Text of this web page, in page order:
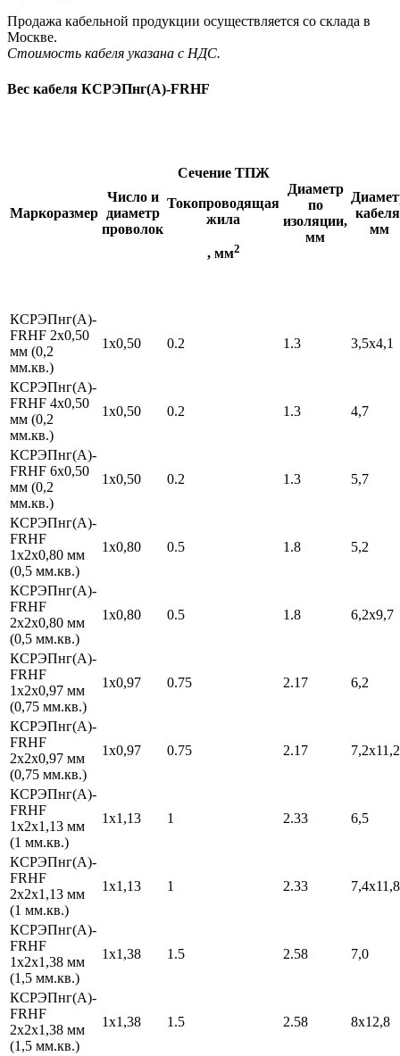
Продажа кабельной продукции осуществляется со склада в
Москве.
Стоимость кабеля указана с НДС.
Вес кабеля КСРЭПнг(А)-FRHF
Маркоразмер
Число и
диаметр
проволок
Сечение ТПЖ
Токопроводящая
жила
, мм2
Диаметр
по
изоляции,
мм
мм
КСРЭПнг(А)-
FRHF 2х0,50
мм (0,2
мм.кв.)
1х0,50 0.2 1.3 3,5х4,1
КСРЭПнг(А)-
FRHF 4х0,50
мм (0,2
мм.кв.)
1х0,50 0.2 1.3 4,7
КСРЭПнг(А)-
FRHF 6х0,50
мм (0,2
мм.кв.)
1х0,50 0.2 1.3 5,7
КСРЭПнг(А)-
FRHF
1х2х0,80 мм
(0,5 мм.кв.)
1х0,80 0.5 1.8 5,2
КСРЭПнг(А)-
FRHF
2х2х0,80 мм
(0,5 мм.кв.)
1х0,80 0.5 1.8 6,2х9,7
КСРЭПнг(А)-
FRHF
1х2х0,97 мм
(0,75 мм.кв.)
1х0,97 0.75 2.17 6,2
КСРЭПнг(А)-
FRHF
2х2х0,97 мм
(0,75 мм.кв.)
1х0,97 0.75 2.17 7,2х11,2
КСРЭПнг(А)-
FRHF
1х2х1,13 мм
(1 мм.кв.)
1х1,13 1 2.33 6,5
КСРЭПнг(А)-
FRHF
2х2х1,13 мм
(1 мм.кв.)
1х1,13 1 2.33 7,4х11,8
КСРЭПнг(А)-
FRHF
1х2х1,38 мм
(1,5 мм.кв.)
1х1,38 1.5 2.58 7,0
КСРЭПнг(А)-
FRHF
2х2х1,38 мм
(1,5 мм.кв.)
1х1,38 1.5 2.58 8х12,8